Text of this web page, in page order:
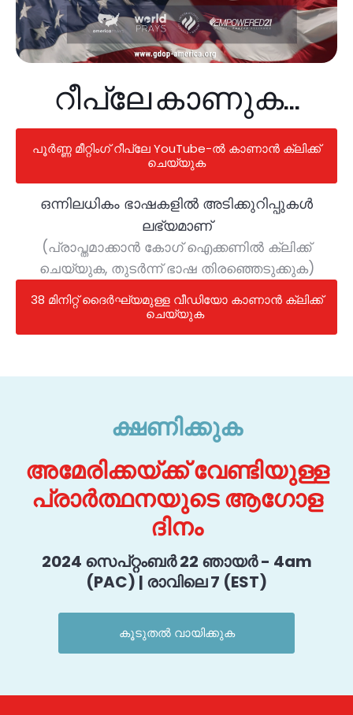
റീപ്ലേ കാണുക...
പൂർണ്ണ മീറ്റിംഗ് റീപ്ലേ YouTube-ൽ കാണാൻ ക്ലിക്ക്
ചെയ്യുക
ഒന്നിലധികം ഭാഷകളിൽ അടിക്കുറിപ്പുകൾ
ലഭ്യമാണ്
(പ്രാപ്തമാക്കാൻ കോഗ് ഐക്കണിൽ ക്ലിക്ക്
ചെയ്യുക, തുടർന്ന് ഭാഷ തിരഞ്ഞെടുക്കുക)
38 മിനിറ്റ് ദൈർഘ്യമുള്ള വീഡിയോ കാണാൻ ക്ലിക്ക്
ചെയ്യുക
ക്ഷണിക്കുക
അമേരിക്കയ്ക്ക് വേണ്ടിയുള്ള
പ്രാർത്ഥനയുടെ ആഗോള
ദിനം
2024 സെപ്റ്റംബർ 22 ഞായർ - 4am
(PAC) | രാവിലെ 7 (EST)
കൂടുതൽ വായിക്കുക